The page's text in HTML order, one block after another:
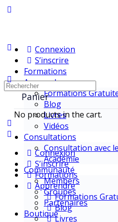
Connexion
S’inscrire
Formations
Apprendre
Formations
Blog
Livres
Vidéos
Consultations
Consultation avec
Académie
Communauté
Members
Groupes
Partenaires
Boutique
Panier
No products in the cart.
Connexion
S’inscrire
Formations
Apprendre
Formations
Blog
Livres